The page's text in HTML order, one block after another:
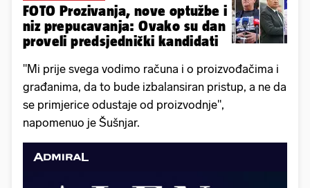
FOTO Prozivanja, nove optužbe i
niz prepucavanja: Ovako su dan
proveli predsjednički kandidati
"Mi prije svega vodimo računa i o proizvođačima i
građanima, da to bude izbalansiran pristup, a ne da
se primjerice odustaje od proizvodnje",
napomenuo je Šušnjar.